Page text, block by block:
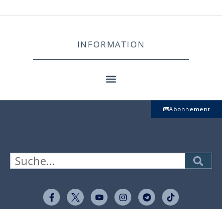
INFORMATION
Abonnement